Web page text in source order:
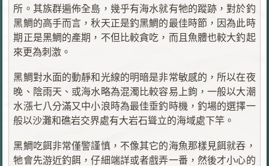
所。其族群遍佈全島，幾乎有海水就有牠的蹤跡，對於釣
黑鯛的高手而言，秋天正是釣黑鯛的最佳時節，因為此時
期正是黑鯛的產期，不但比較貪吃，而且魚體也較大釣起
來更為刺激。
黑鯛對水面的動靜和光線的明暗是非常敏感的，所以在夜
晚、陰雨天、或海水略為混濁比較容易上鉤，一般以大潮
水漲七八分滿又中小浪時為最佳垂釣時機，釣場的選擇一
般以沙灘和礁岩交界處有大岩石聳立的海域處下竿。
黑鯛吃餌非常僅警謹慎，不像其它的海魚那樣見餌就吞，
牠會先游近釣餌，仔細端詳或者戲弄一番，然後才小心的